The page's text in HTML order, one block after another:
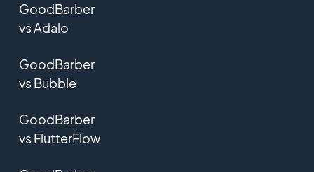
GoodBarber
vs Adalo
GoodBarber
vs Bubble
GoodBarber
vs FlutterFlow